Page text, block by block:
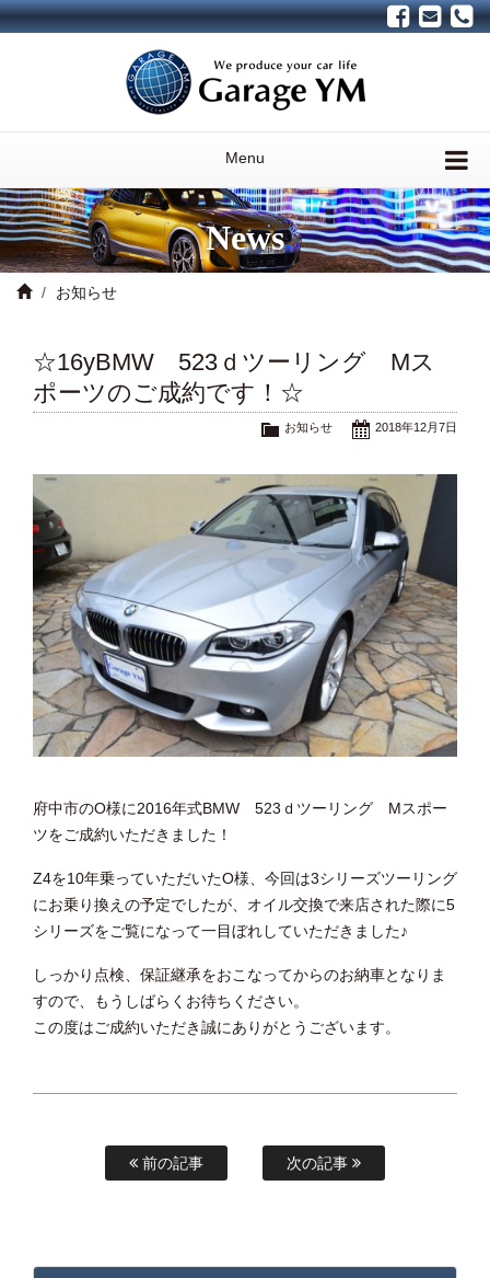
Menu
News
お知らせ
☆16yBMW 523ｄツーリング Mス
ポーツのご成約です！☆
2018年12月7日
お知らせ
府中市のO様に2016年式BMW 523ｄツーリング Mスポー
ツをご成約いただきました！
Z4を10年乗っていただいたO様、今回は3シリーズツーリング
にお乗り換えの予定でしたが、オイル交換で来店された際に5
シリーズをご覧になって一目ぼれしていただきました♪
しっかり点検、保証継承をおこなってからのお納車となりま
すので、もうしばらくお待ちください。
この度はご成約いただき誠にありがとうございます。
前の記事 次の記事